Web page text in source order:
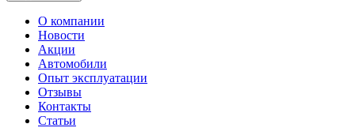
О компании
Новости
Акции
Автомобили
Опыт эксплуатации
Отзывы
Контакты
Статьи